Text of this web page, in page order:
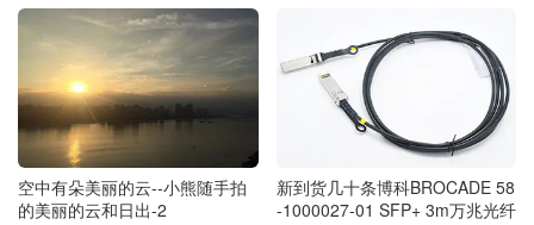
空中有朵美丽的云--小熊随手拍
的美丽的云和日出-2
新到货几十条博科BROCADE 58
-1000027-01 SFP+ 3m万兆光纤